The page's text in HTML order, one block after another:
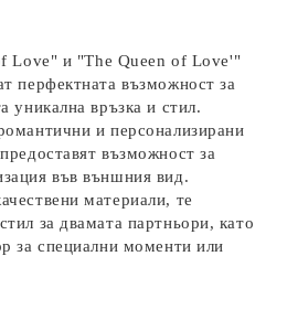
Love" и "The Queen of Love'"
перфектната възможност за
уникална връзка и стил.
и персонализирани
възможност за
във външния вид.
материали, те
за двамата партньори, като
за специални моменти или